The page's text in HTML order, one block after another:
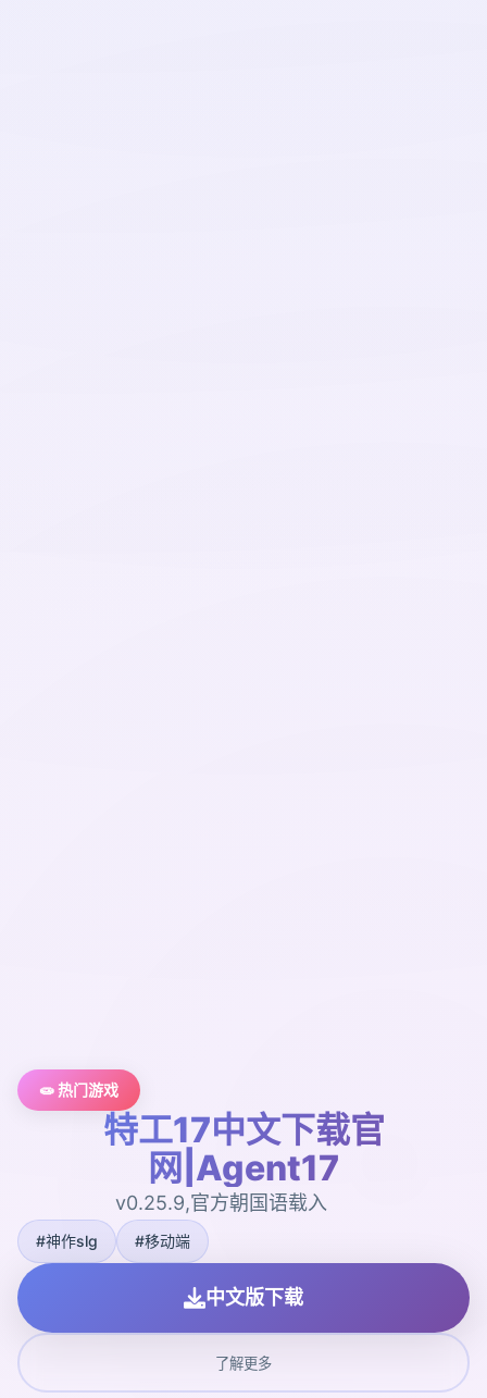
🧫 热门游戏
特工17中文下载官
网|Agent17
v0.25.9,官方朝国语载入
#神作slg #移动端
中文版下载
了解更多